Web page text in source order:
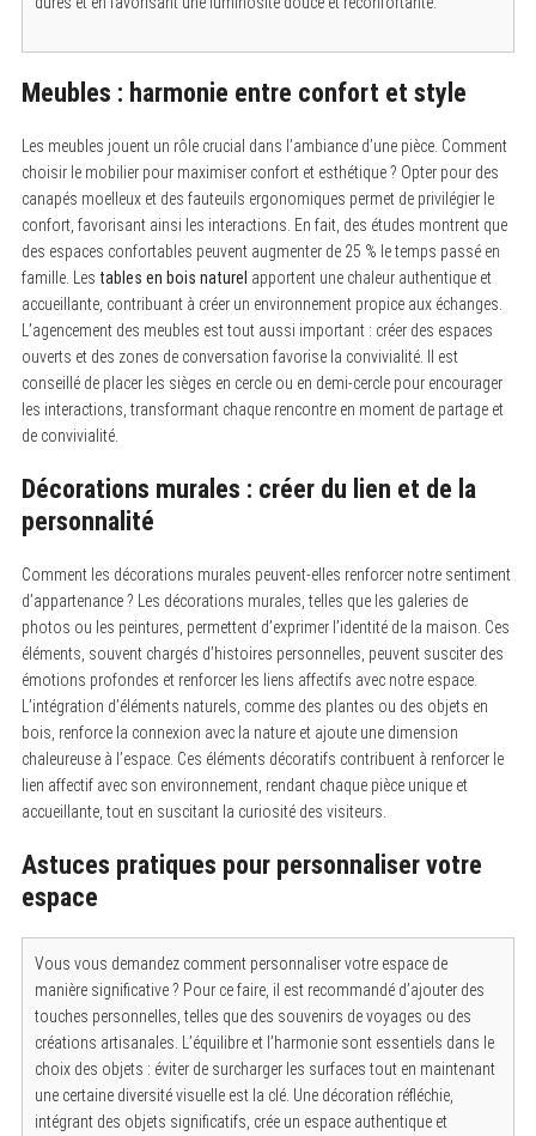
Meubles : harmonie entre confort et style
Les meubles jouent un rôle crucial dans l’ambiance d’une pièce. Comment
choisir le mobilier pour maximiser confort et esthétique ? Opter pour des
canapés moelleux et des fauteuils ergonomiques permet de privilégier le
confort, favorisant ainsi les interactions. En fait, des études montrent que
des espaces confortables peuvent augmenter de 25 % le temps passé en
famille. Les tables en bois naturel apportent une chaleur authentique et
accueillante, contribuant à créer un environnement propice aux échanges.
L’agencement des meubles est tout aussi important : créer des espaces
ouverts et des zones de conversation favorise la convivialité. Il est
conseillé de placer les sièges en cercle ou en demi-cercle pour encourager
les interactions, transformant chaque rencontre en moment de partage et
de convivialité.
Décorations murales : créer du lien et de la
personnalité
Comment les décorations murales peuvent-elles renforcer notre sentiment
d’appartenance ? Les décorations murales, telles que les galeries de
photos ou les peintures, permettent d’exprimer l’identité de la maison. Ces
éléments, souvent chargés d’histoires personnelles, peuvent susciter des
émotions profondes et renforcer les liens affectifs avec notre espace.
L’intégration d’éléments naturels, comme des plantes ou des objets en
bois, renforce la connexion avec la nature et ajoute une dimension
chaleureuse à l’espace. Ces éléments décoratifs contribuent à renforcer le
lien affectif avec son environnement, rendant chaque pièce unique et
accueillante, tout en suscitant la curiosité des visiteurs.
Astuces pratiques pour personnaliser votre
espace
Vous vous demandez comment personnaliser votre espace de
manière significative ? Pour ce faire, il est recommandé d’ajouter des
touches personnelles, telles que des souvenirs de voyages ou des
créations artisanales. L’équilibre et l’harmonie sont essentiels dans le
choix des objets : éviter de surcharger les surfaces tout en maintenant
une certaine diversité visuelle est la clé. Une décoration réfléchie,
intégrant des objets significatifs, crée un espace authentique et